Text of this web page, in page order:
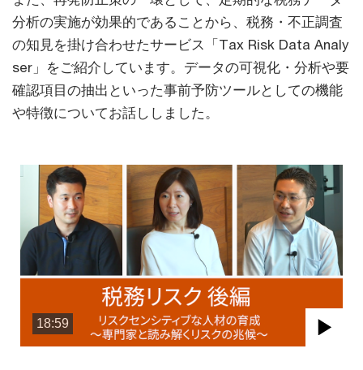
分析の実施が効果的であることから、税務・不正調査
の知見を掛け合わせたサービス「Tax Risk Data Analy
ser」をご紹介しています。データの可視化・分析や要
確認項目の抽出といった事前予防ツールとしての機能
や特徴についてお話ししました。
18:59